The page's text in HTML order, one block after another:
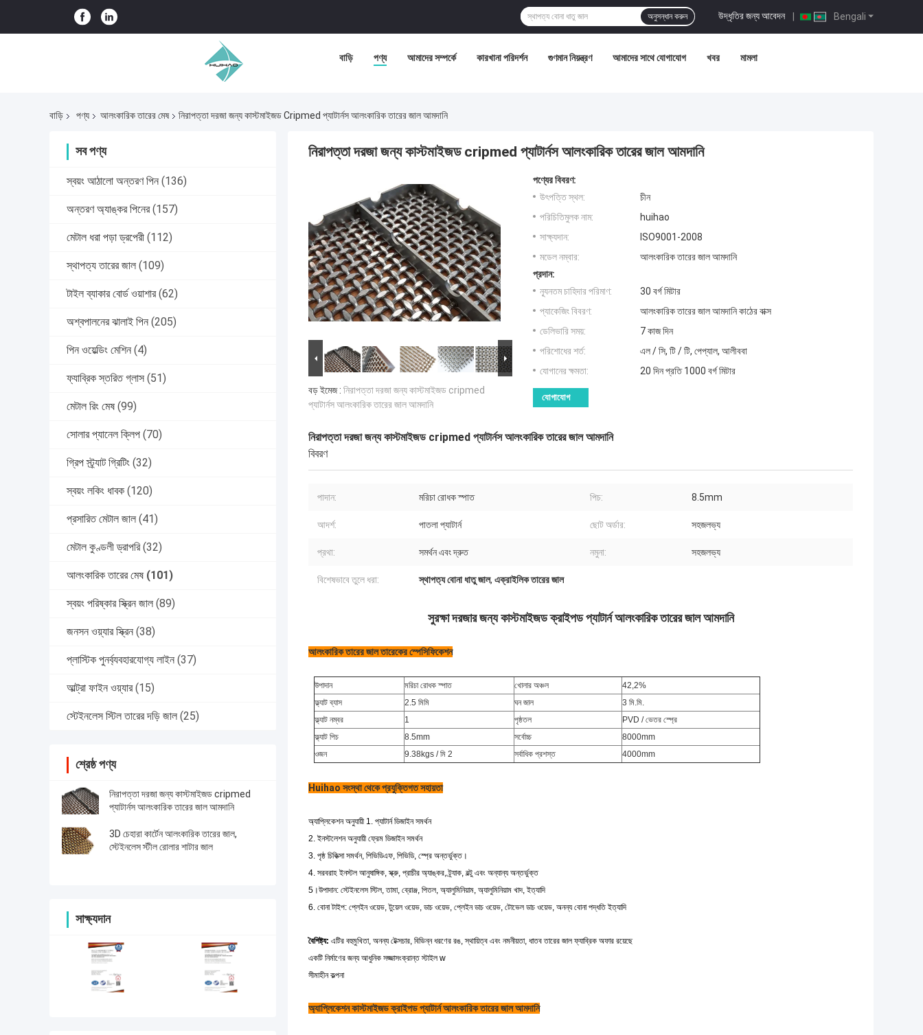
Bengali
উদ্ধৃতির জন্য আবেদন |
অনুসন্ধান করুন
বাড়ি পণ্য আমাদের সম্পর্কে কারখানা পরিদর্শন গুণমান নিয়ন্ত্রণ আমাদের সাথে যোগাযোগ খবর মামলা
বাড়ি পণ্য আলংকারিক তারের মেষ নিরাপত্তা দরজা জন্য কাস্টমাইজড Cripmed প্যাটার্নস আলংকারিক তারের জাল আমদানি
সব পণ্য
স্বয়ং আঠালো অন্তরণ পিন (136)
অন্তরণ অ্যাঙ্কর পিনের (157)
মেটাল ধরা পড়া ড্রপেরী (112)
স্থাপত্য তারের জাল (109)
টাইল ব্যাকার বোর্ড ওয়াশার (62)
অশ্বপালনের ঝালাই পিন (205)
পিন ওয়েল্ডিং মেশিন (4)
ফ্যাব্রিক স্তরিত গ্লাস (51)
মেটাল রিং মেষ (99)
সোলার প্যানেল ক্লিপ (70)
গ্রিপ স্ট্র্যাট গ্রিটিং (32)
স্বয়ং লকিং ধাবক (120)
প্রসারিত মেটাল জাল (41)
মেটাল কুণ্ডলী ড্রাপরি (32)
আলংকারিক তারের মেষ (101)
স্বয়ং পরিষ্কার স্ক্রিন জাল (89)
জনসন ওয়্যার স্ক্রিন (38)
প্লাস্টিক পুনর্ব্যবহারযোগ্য লাইন (37)
আল্ট্রা ফাইন ওয়্যার (15)
স্টেইনলেস স্টিল তারের দড়ি জাল (25)
শ্রেষ্ঠ পণ্য
নিরাপত্তা দরজা জন্য কাস্টমাইজড cripmed
প্যাটার্নস আলংকারিক তারের জাল আমদানি
3D চেহারা কার্টেন আলংকারিক তারের জাল,
স্টেইনলেস স্টীল রোলার শাটার জাল
সাক্ষ্যদান
নিরাপত্তা দরজা জন্য কাস্টমাইজড cripmed প্যাটার্নস আলংকারিক তারের জাল আমদানি
বড় ইমেজ : নিরাপত্তা দরজা জন্য কাস্টমাইজড cripmed
প্যাটার্নস আলংকারিক তারের জাল আমদানি
পণ্যের বিবরণ:
উৎপত্তি স্থল:
চীন
পরিচিতিমুলক নাম:
huihao
সাক্ষ্যদান:
ISO9001-2008
মডেল নম্বার:
আলংকারিক তারের জাল আমদানি
প্রদান:
ন্যূনতম চাহিদার পরিমাণ:
30 বর্গ মিটার
প্যাকেজিং বিবরণ:
আলংকারিক তারের জাল আমদানি কাঠের বাক্স
ডেলিভারি সময়:
7 কাজ দিন
পরিশোধের শর্ত:
এল / সি, টি / টি, পেপ্যাল, আলীববা
যোগানের ক্ষমতা:
20 দিন প্রতি 1000 বর্গ মিটার
যোগাযোগ
নিরাপত্তা দরজা জন্য কাস্টমাইজড cripmed প্যাটার্নস আলংকারিক তারের জাল আমদানি
বিবরণ
পাদান: মরিচা রোধক স্পাত পিচ: 8.5mm
আদর্শ: পাতলা প্যাটার্ন ছোট অর্ডার: সহজলভ্য
প্রথা: সমর্থন এবং দ্রুত নমুনা: সহজলভ্য
বিশেষভাবে তুলে ধরা: স্থাপত্য বোনা ধাতু জাল, এক্রাইলিক তারের জাল
সুরক্ষা দরজার জন্য কাস্টমাইজড ক্রাইপড প্যাটার্ন আলংকারিক তারের জাল আমদানি
আলংকারিক তারের জাল তারেকের স্পেসিফিকেশন
উপাদান মরিচা রোধক স্পাত খোলার অঞ্চল
42,2%
ফ্ল্যাট ব্যাস
2.5 মিমি ঘন জাল
3 মি.মি.
ফ্ল্যাট নম্বর
1 পৃষ্ঠতল
PVD / ভেতর স্প্রে
ফ্ল্যাট পিচ
8.5mm সর্বোচ্চ
8000mm
ওজন
9.38kgs / মি 2 সর্বাধিক প্রশস্ত 4000mm
Huihao সংস্থা থেকে প্রযুক্তিগত সহায়তা
অ্যাপ্লিকেশন অনুযায়ী 1. প্যাটার্ন ডিজাইন সমর্থন
2. ইনস্টলেশন অনুযায়ী ফ্রেম ডিজাইন সমর্থন
3. পৃষ্ঠ চিকিত্সা সমর্থন, পিভিডিএফ, পিভিডি, স্প্রে অন্তর্ভুক্ত।
4. সরবরাহ ইনস্টল আনুষাঙ্গিক, স্ক্রু, প্রাচীর অ্যাঙ্কর, ট্র্যাক, বল্টু এবং অন্যান্য অন্তর্ভুক্ত
5।উপাদান: স্টেইনলেস স্টিল, তামা, ব্রোঞ্জ, পিতল, অ্যালুমিনিয়াম, অ্যালুমিনিয়াম খাদ, ইত্যাদি
6. বোনা টাইপ: প্লেইন ওয়েভ, টুয়েল ওয়েভ, ডাচ ওয়েভ, প্লেইন ডাচ ওয়েভ, টোভেল ডাচ ওয়েভ, অনন্য বোনা পদ্ধতি ইত্যাদি
বৈশিষ্ট্য: এটির বহুমুখিতা, অনন্য টেক্সচার, বিভিন্ন ধরণের রঙ, স্থায়িত্ব এবং নমনীয়তা, ধাতব তারের জাল ফ্যাব্রিক অফার রয়েছে
একটি নির্মাণের জন্য আধুনিক সজ্জাসংক্রান্ত স্টাইল w
সীমাহীন কল্পনা
অ্যাপ্লিকেশন কাস্টমাইজড ক্রাইপড প্যাটার্ন আলংকারিক তারের জাল আমদানি